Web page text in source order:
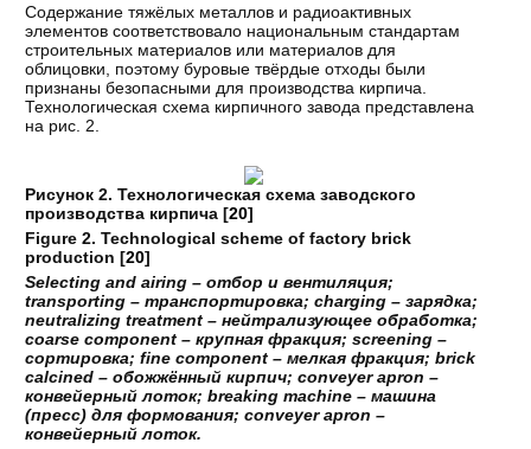
Содержание тяжёлых металлов и радиоактивных
элементов соответствовало национальным стандартам
строительных материалов или материалов для
облицовки, поэтому буровые твёрдые отходы были
признаны безопасными для производства кирпича.
Технологическая схема кирпичного завода представлена
на рис. 2.
Рисунок 2. Технологическая схема заводского
производства кирпича [20]
Figure 2. Technological scheme of factory brick
production [20]
Selecting and airing – отбор и вентиляция;
transporting – транспортировка; charging – зарядка;
neutralizing treatment – нейтрализующее обработка;
coarse component – крупная фракция; screening –
сортировка; fine component – мелкая фракция; brick
calcined – обожжённый кирпич; conveyer apron –
конвейерныйлоток; breaking machine – машина
(пресс) для формования; conveyer apron –
конвейерныйлоток.